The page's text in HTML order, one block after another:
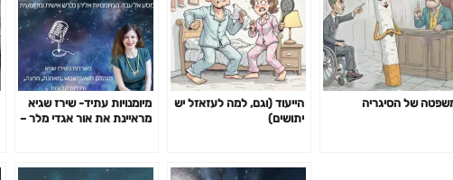
של הסיגריה
הייעוד (וגם, למה לעזאזל יש
יתושים)
מיומנויות עתיד- שירז שגיא
מראיינת את אור אגדי מלר –
גמישות , אדפטביליות